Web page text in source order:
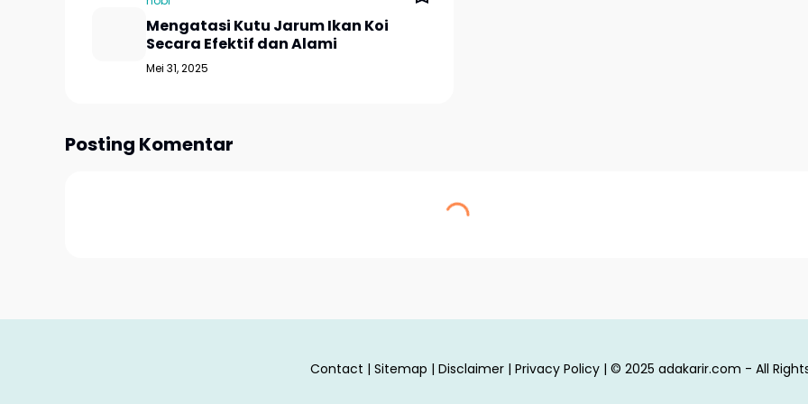
Mengatasi Kutu Jarum Ikan Koi
Secara Efektif dan Alami
Mei 31, 2025
Posting Komentar
Contact | Sitemap | Disclaimer| Privacy Policy| © 2025 adakarir.com - All